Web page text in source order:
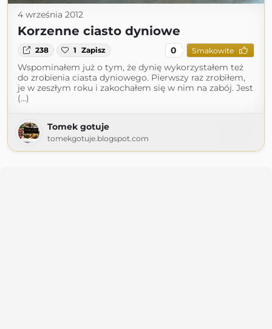
4 września 2012
Korzenne ciasto dyniowe
238 1 Zapisz 0 Smakowite
Wspominałem już o tym, że dynię wykorzystałem też
do zrobienia ciasta dyniowego. Pierwszy raz zrobiłem,
je w zeszłym roku i zakochałem się w nim na zabój. Jest
(...)
Tomek gotuje
tomekgotuje.blogspot.com